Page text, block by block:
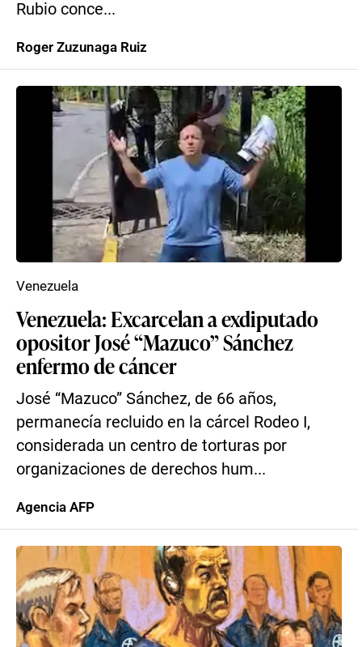
Rubio conce...
Roger Zuzunaga Ruiz
Venezuela: Excarcelan a exdiputado
opositor José “Mazuco” Sánchez
enfermo de cáncer
José “Mazuco” Sánchez, de 66 años,
permanecía recluido en la cárcel Rodeo I,
considerada un centro de torturas por
organizaciones de derechos hum...
Venezuela
Agencia AFP